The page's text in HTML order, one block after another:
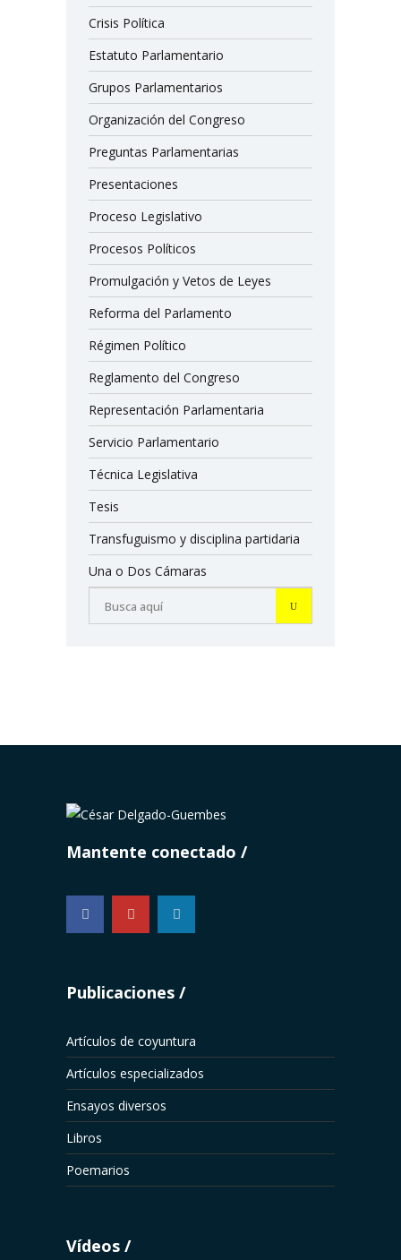
Crisis Política
Estatuto Parlamentario
Grupos Parlamentarios
Organización del Congreso
Preguntas Parlamentarias
Presentaciones
Proceso Legislativo
Procesos Políticos
Promulgación y Vetos de Leyes
Reforma del Parlamento
Régimen Político
Reglamento del Congreso
Representación Parlamentaria
Servicio Parlamentario
Técnica Legislativa
Tesis
Transfuguismo y disciplina partidaria
Una o Dos Cámaras
Mantente conectado
...
Publicaciones
Artículos de coyuntura
Artículos especializados
Ensayos diversos
Libros
Poemarios
Vídeos